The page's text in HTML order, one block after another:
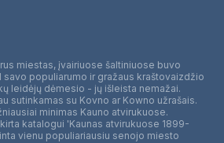
miestas, įvairiuose šaltiniuose buvo
savo populiarumo ir gražaus kraštovaizdžio
leidėjų dėmesio - jų išleista nemažai.
sutinkamas su Kovno ar Kowno užrašais.
minimas Kauno atvirukuose.
katalogui 'Kaunas atvirukuose 1899-
vienu populiariausiu senojo miesto